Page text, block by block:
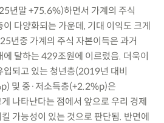
년말 +75.6%)하면서 가계의 주식
다양화되는 가운데, 기대 이익도 크게
년중 가계의 주식 자본이득은 과거
달하는 429조원에 이르렀음. 더욱이
입되고 있는 청년층(2019년 대비
및 중·저소득층(+2.2%p)은
나타난다는 점에서 앞으로 우리 경제
가능성이 있는 것으로 판단됨. 반면에